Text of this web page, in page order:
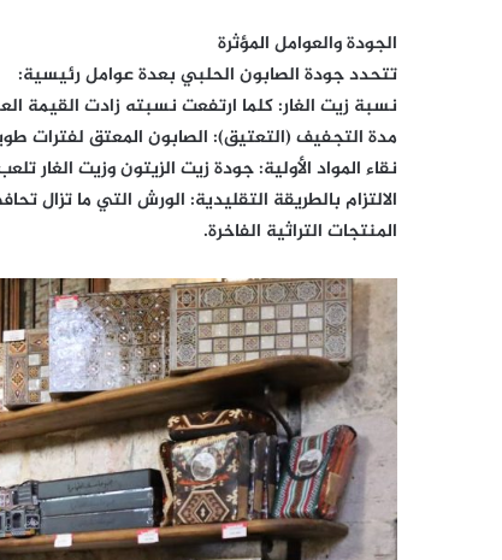
الجودة والعوامل المؤثرة
تتحدد جودة الصابون الحلبي بعدة عوامل رئيسية:
نسبة زيت الغار: كلما ارتفعت نسبته زادت القيمة
مدة التجفيف (التعتيق): الصابون المعتق لفترات
نقاء المواد الأولية: جودة زيت الزيتون وزيت الغار
الالتزام بالطريقة التقليدية: الورش التي ما تزال
المنتجات التراثية الفاخرة.